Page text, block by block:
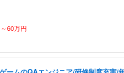
60万円